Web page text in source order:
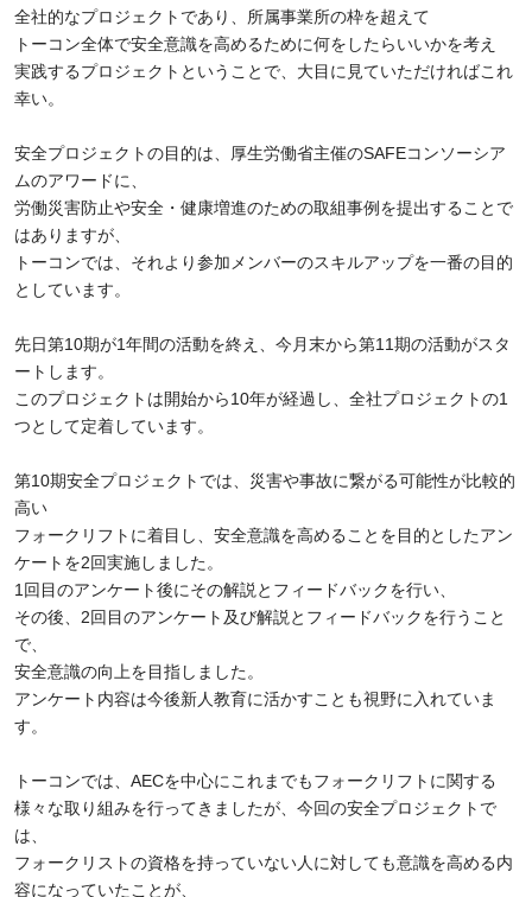
全社的なプロジェクトであり、所属事業所の枠を超えて
トーコン全体で安全意識を高めるために何をしたらいいかを考え
実践するプロジェクトということで、大目に見ていただければこれ
幸い。
安全プロジェクトの目的は、厚生労働省主催のSAFEコンソーシア
ムのアワードに、
労働災害防止や安全・健康増進のための取組事例を提出することで
はありますが、
トーコンでは、それより参加メンバーのスキルアップを一番の目的
としています。
先日第10期が1年間の活動を終え、今月末から第11期の活動がスタ
ートします。
このプロジェクトは開始から10年が経過し、全社プロジェクトの1
つとして定着しています。
第10期安全プロジェクトでは、災害や事故に繋がる可能性が比較的
高い
フォークリフトに着目し、安全意識を高めることを目的としたアン
ケートを2回実施しました。
1 回目のアンケート後にその解説とフィードバックを行い、
その後、 2回目のアンケート及び解説とフィードバックを行うこと
で、
安全意識の向上を目指しました。
アンケート内容は今後新人教育に活かすことも視野に入れていま
す。
トーコンでは、 AECを中心にこれまでもフォークリフトに関する
様々な取り組みを行ってきましたが、今回の安全プロジェクトで
は、
フォークリストの資格を持っていない人に対しても意識を高める内
容になっていたことが、